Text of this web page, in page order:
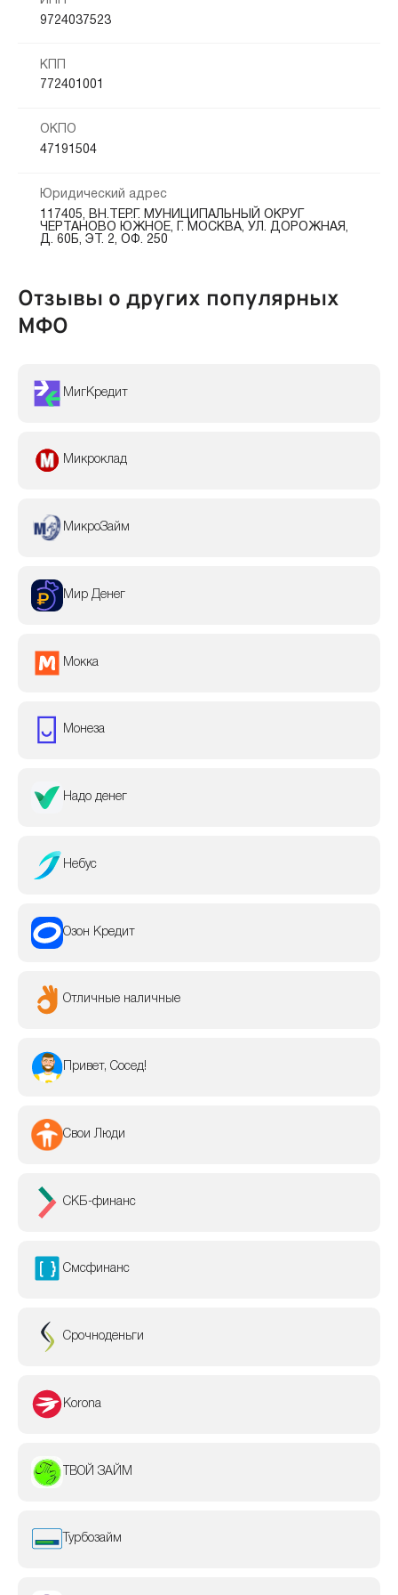
9724037523
КПП
772401001
ОКПО
47191504
Юридический адрес
117405, ВН.ТЕР.Г. МУНИЦИПАЛЬНЫЙ ОКРУГ
ЧЕРТАНОВО ЮЖНОЕ, Г. МОСКВА, УЛ. ДОРОЖНАЯ,
Д. 60Б, ЭТ. 2, ОФ. 250
Отзывы о других популярных
МФО
МигКредит
Микроклад
МикроЗайм
Мир Денег
Мокка
Монеза
Надо денег
Небус
Озон Кредит
Отличные наличные
Привет, Сосед!
Свои Люди
СКБ-финанс
Смсфинанс
Срочноденьги
Korona
ТВОЙ ЗАЙМ
Турбозайм